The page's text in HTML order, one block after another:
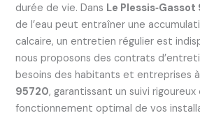
durée de vie. Dans Le
de l’eau peut entraîner une
calcaire, un entretien régulier est
nous proposons des contrats
besoins des habitants et entreprises à
95720, garantissant un suivi rigoureux
fonctionnement optimal de vos